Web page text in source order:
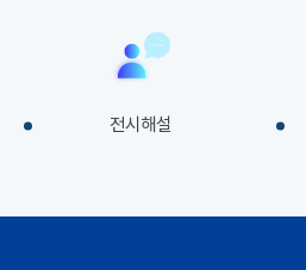
전시해설